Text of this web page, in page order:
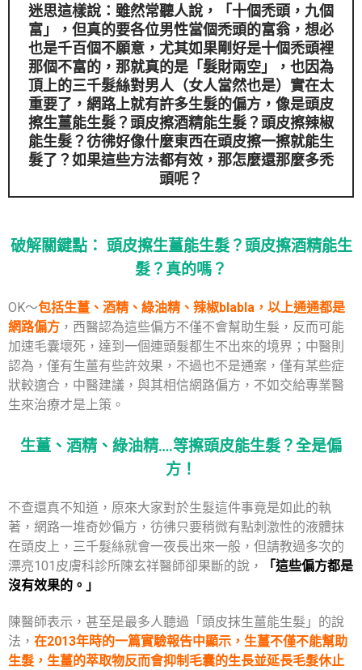
迷思這樣說：雖然常聽人說，「十個禿頭，九個
富」，但真的要各位男性當個禿頭的富翁，想必
也是千百個不願意，尤其如果剛好是十個禿頭裡
那個不富的，那就真的是「髮財兩空」，也因為
頂上的三千髮絲對男人（女人當然也是）實在太
重要了，網路上就有許多生髮的偏方，像是頭皮
擦生薑能生髮？頭皮擦酒精能生髮？頭皮擦辣椒
能生髮？彷彿好像什麼東西在頭皮擦一擦就能生
髮了？如果這些方法都有效，那怎麼還那麼多禿
頭呢？
破解關鍵點： 頭皮擦生薑能生髮？頭皮擦酒精能生
髮？真的嗎？
OK～包括生薑、酒精、綠油精、辣椒blabla，以上通通都是
網路偏方 ，西醫認為這些偏方不僅不會幫助生髮，反而可能
加速毛囊壞死，達到一個連頭髮都生不出來的境界；中醫則
認為，僅有生薑有些許效果，不過也不是通案，僅有某些症
狀較適合，中醫建議，與其相信網路偏方，不如交給專業醫
生來治療才是上策。
生薑、酒精、綠油精….等擦頭皮能生髮？全是偏
方！
不查還真不知道，原來大家對於生髮這件事竟是如此的執
著，網路一堆奇妙偏方，彷彿只要稍微有點刺激性的液體抹
在頭皮上，三千髮絲就會一夜長出來一般，但請教過多次的
漂亮101皮膚科診所陳玄祥醫師卻果斷的說，
「這些偏方都是
沒有效果的。」
陳醫師表示，甚至是最多人聽過「頭皮抹生薑能生髮」的說
法， 在2013年時的一篇實驗報告中顯示，生薑不僅不能幫助
生髮，生薑的萃取物反而會抑制毛囊的生長並延長毛髮休止